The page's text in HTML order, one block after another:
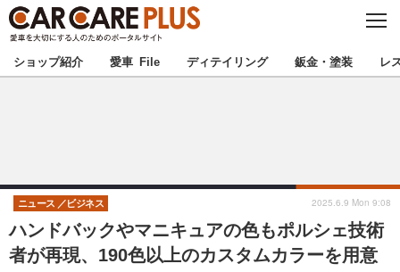
C
S
E
★カーケアプラス認定★ 厳選プロショップを地域から探す
甲信越 北陸
東海 関西
ショップ紹介 愛車 File ディテイリング 鈑金・塗装 レ
ハンドバックやマニキュアの色もポルシェ技術
者が再現、190色以上のカスタムカラーを用意
ニュース ビジネス 2025.6.9 Mon 9:08